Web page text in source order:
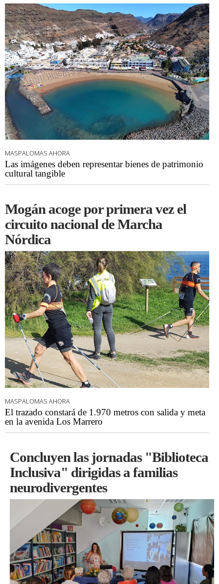
MASPALOMAS AHORA
Las imágenes deben representar bienes de patrimonio
cultural tangible
Mogán acoge por primera vez el
circuito nacional de Marcha
Nórdica
MASPALOMAS AHORA
El trazado constará de 1.970 metros con salida y meta
en la avenida Los Marrero
Concluyen las jornadas "Biblioteca
Inclusiva" dirigidas a familias
neurodivergentes